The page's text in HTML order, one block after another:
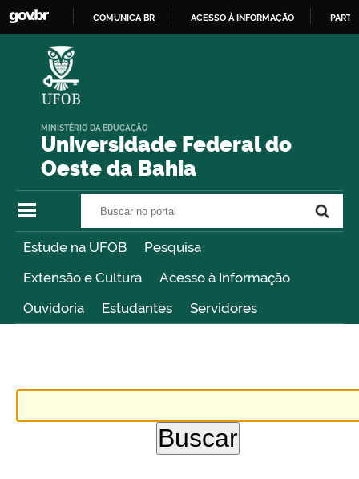
COMUNICA BR ACESSO À INFORMAÇÃO
Universidade Federal do
Oeste da Bahia
MINISTÉRIO DA EDUCAÇÃO
Estude na UFOB
Pesquisa
Extensão e Cultura
Acesso à Informação
Ouvidoria
Estudantes Servidores